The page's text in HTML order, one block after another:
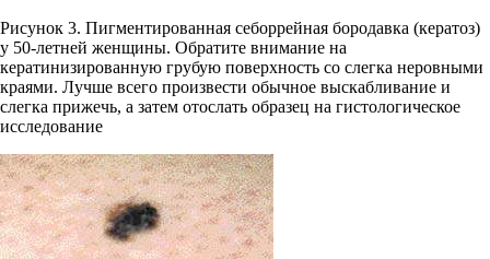
Рисунок 3. Пигментированная себоррейная бородавка (кератоз)
у 50-летней женщины. Обратите внимание на
кератинизированную грубую поверхность со слегка неровными
краями. Лучше всего произвести обычное выскабливание и
слегка прижечь, а затем отослать образец на гистологическое
исследование